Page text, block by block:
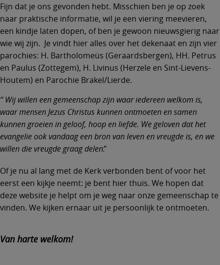
Fijn dat je ons gevonden hebt. Misschien ben je op zoek
naar praktische informatie, wil je een viering meevieren,
een kindje laten dopen, of ben je gewoon nieuwsgierig naar
wie wij zijn. Je vindt hier alles over het dekenaat en zijn vier
parochies: H. Bartholomeüs (Geraardsbergen), HH. Petrus
en Paulus (Zottegem), H. Livinus (Herzele en Sint-Lievens-
Houtem) en Parochie Brakel/Lierde.
Wij willen een gemeenschap zijn waar iedereen welkom is,
waar mensen Jezus Christus kunnen ontmoeten en samen
kunnen groeien in geloof, hoop en liefde. We geloven dat het
evangelie ook vandaag een bron van leven en vreugde is, en we
willen die vreugde graag delen.
Of je nu al lang met de Kerk verbonden bent of voor het
eerst een kijkje neemt: je bent hier thuis. We hopen dat
deze website je helpt om je weg naar onze gemeenschap te
vinden. We kijken ernaar uit je persoonlijk te ontmoeten.
Van harte welkom!